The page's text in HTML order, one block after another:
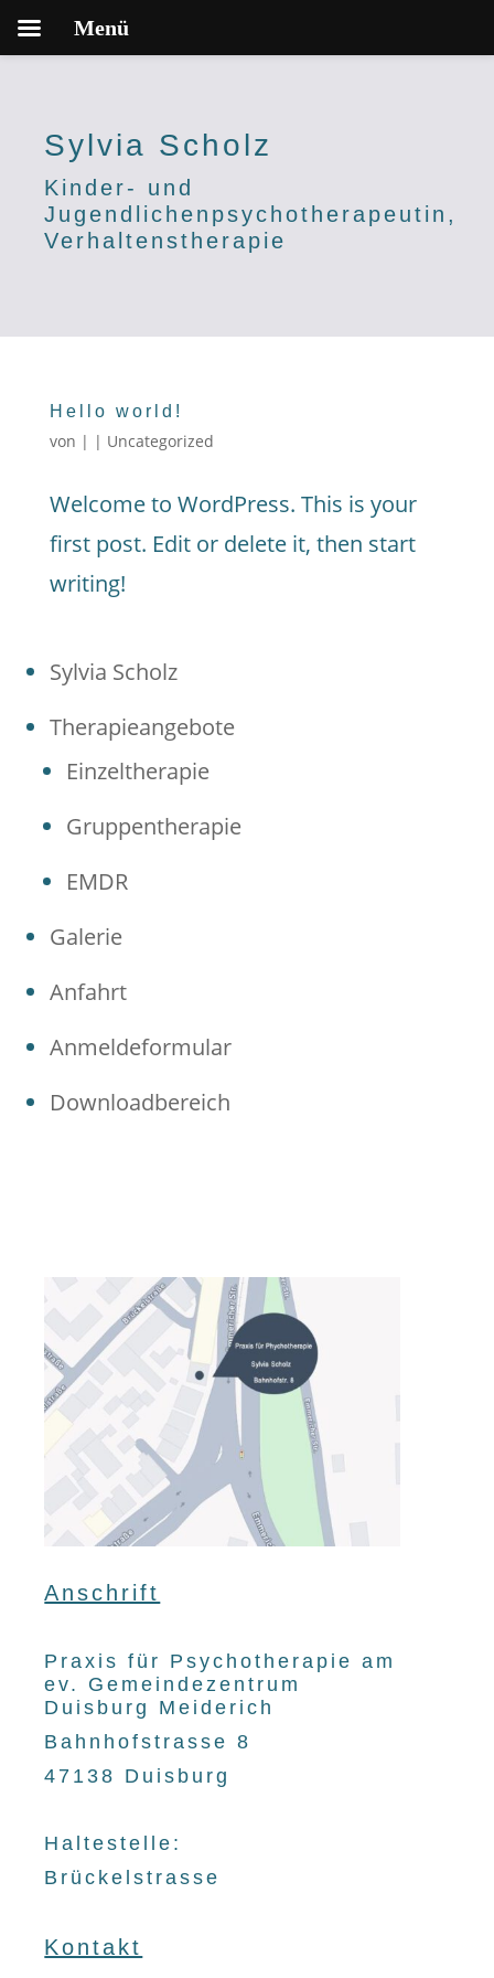
Sylvia Scholz
Kinder- und
Jugendlichenpsychotherapeutin,
Verhaltenstherapie
Hello world!
von | | Uncategorized
Welcome to WordPress. This is your
first post. Edit or delete it, then start
writing!
Sylvia Scholz
Therapieangebote
Einzeltherapie
Gruppentherapie
EMDR
Galerie
Anfahrt
Anmeldeformular
Downloadbereich
Anschrift
Praxis für Psychotherapie am
ev. Gemeindezentrum
Duisburg Meiderich
Bahnhofstrasse 8
47138 Duisburg
Haltestelle:
Brückelstrasse
Kontakt
Menü